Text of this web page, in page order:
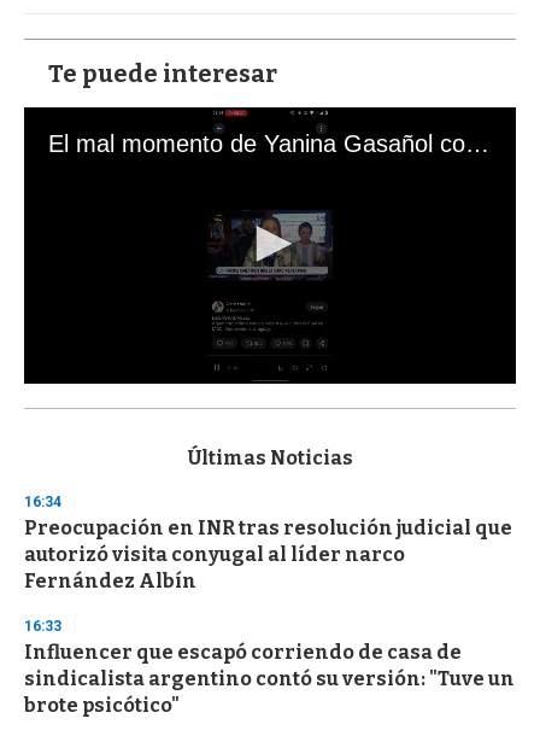
Te puede interesar
El mal momento de Yanina Gasañol con un hincha argentino en "Subrayado"
s
d
s
o
f
3
s
e
c
o
n
Últimas Noticias
16:34
Preocupación en INR tras resolución judicial que
autorizó visita conyugal al líder narco
Fernández Albín
16:33
Influencer que escapó corriendo de casa de
sindicalista argentino contó su versión: "Tuve un
brote psicótico"